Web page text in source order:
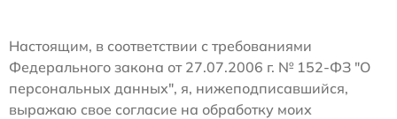
Настоящим, в соответствии с требованиями
Федерального закона от 27.07.2006 г. № 152-ФЗ "О
персональных данных", я, нижеподписавшийся,
выражаю свое согласие на обработку моих